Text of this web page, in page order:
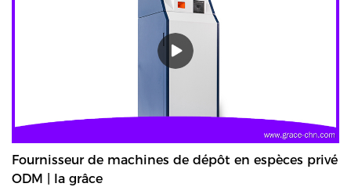
Fournisseur de machines de dépôt en espèces privé
ODM | la grâce